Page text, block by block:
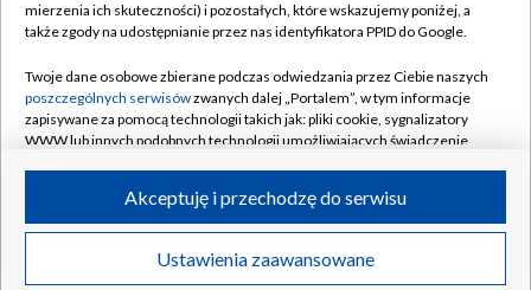
Naziemna Telewizja Cyfrowa
Rada Programowa
System NOS
Informacje o nadawcy
Program dla prasy
Ogłoszenie przetargowe
Pomoc
Kontakt
Kanały
©2026 Telewizja Polska S.A. w likwidacji
mierzenia ich skuteczności) i pozostałych, które wskazujemy poniżej, a
także zgody na udostępnianie przez nas identyfikatora PPID do Google.
Twoje dane osobowe zbierane podczas odwiedzania przez Ciebie naszych
poszczególnych serwisówzwanych dalej „Portalem”, w tym informacje
zapisywane za pomocą technologii takich jak: pliki cookie, sygnalizatory
WWW lub innych podobnych technologii umożliwiających świadczenie
ruchu w Internecie.
Twoje dane osobowe zbierane podczas odwiedzania przez Ciebie
poszczególnych serwisówna Portalu, takie jak adresy IP, identyfikatory
Ustawienia zaawansowane
Akceptuję i przechodzę do serwisu